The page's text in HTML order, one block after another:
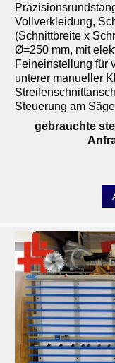
Vollverkleidung,
(Schnittbreite x
Ø=250 mm, mit
Feineinstellung für
unterer manueller
Steuerung am
gebrauchte